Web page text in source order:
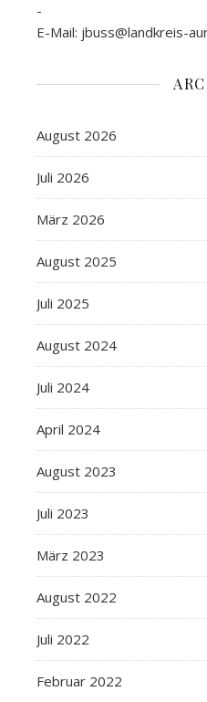
-
E-Mail: jbuss@landkreis-
August 2026
Juli 2026
März 2026
August 2025
Juli 2025
August 2024
Juli 2024
April 2024
August 2023
Juli 2023
März 2023
August 2022
Juli 2022
Februar 2022